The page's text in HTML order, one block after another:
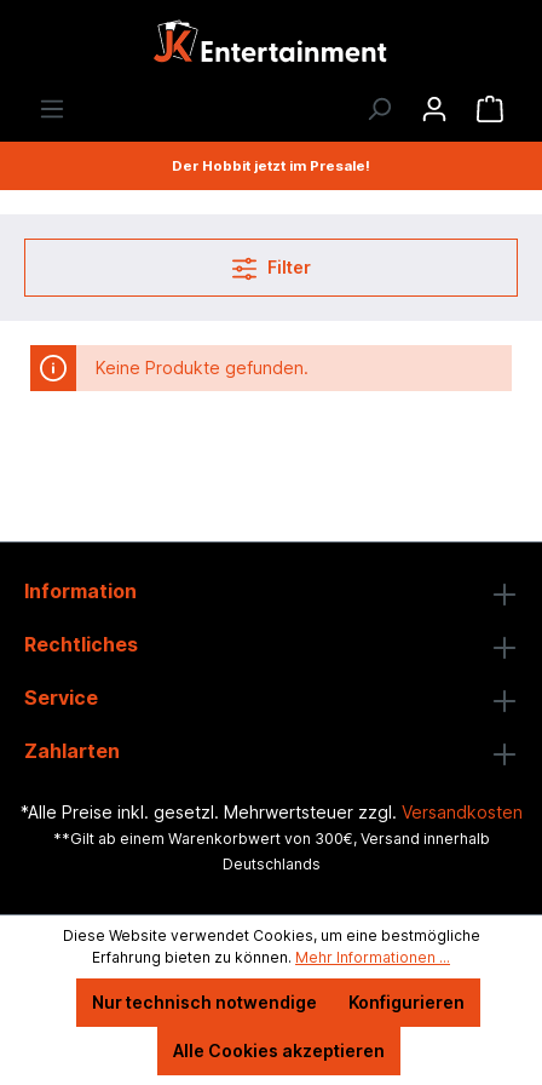
Der Hobbit jetzt im Presale!
Filter
Keine Produkte gefunden.
Information
Rechtliches
Service
Zahlarten
*Alle Preise inkl. gesetzl. Mehrwertsteuer zzgl. Versandkosten
**Gilt ab einem Warenkorbwert von 300€, Versand innerhalb
Deutschlands
Diese Website verwendet Cookies, um eine bestmögliche
Erfahrung bieten zu können. Mehr Informationen ...
Nur technisch notwendige Konfigurieren
Alle Cookies akzeptieren